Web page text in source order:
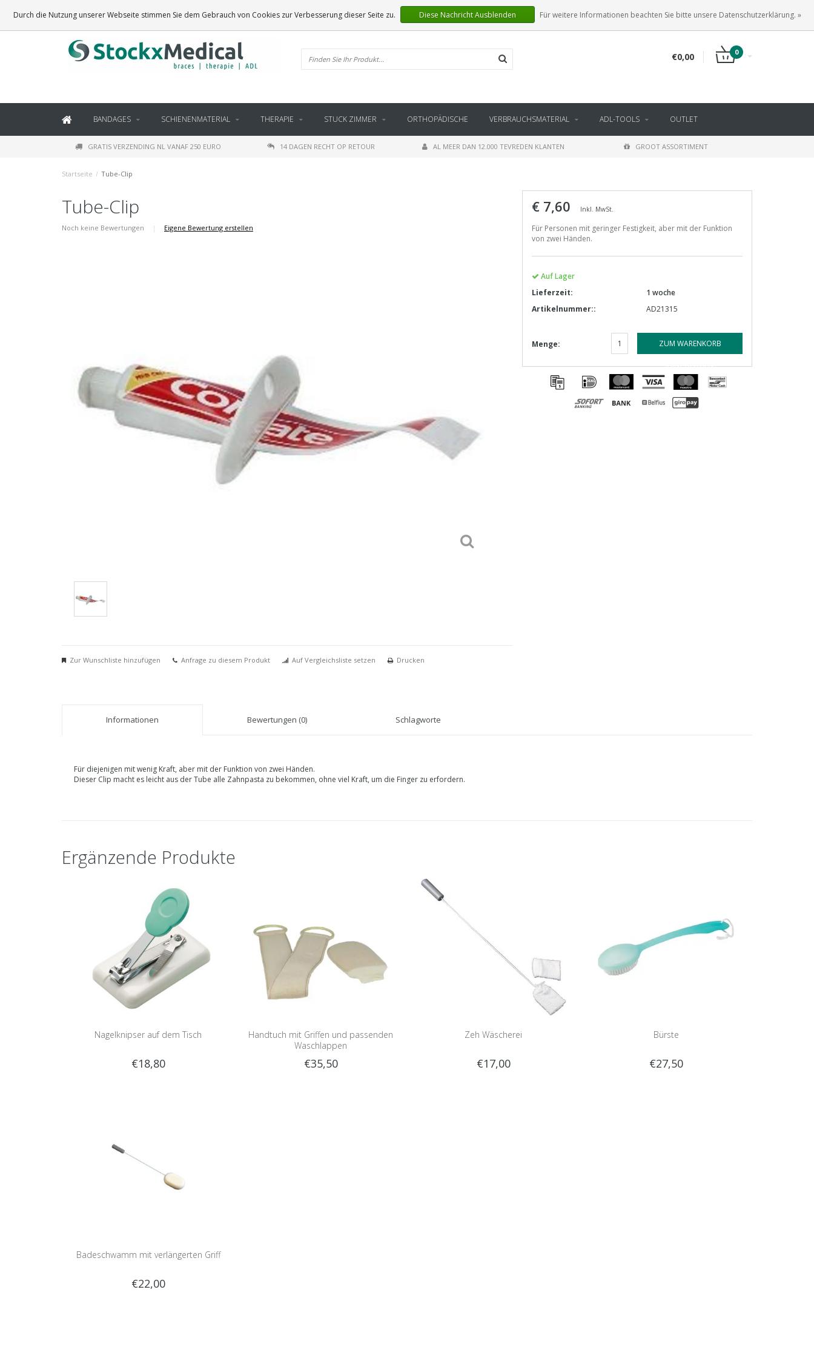
ANMELDEN KUNDENKONTO ANLEGEN
DE
€0,00 0
BANDAGES SCHIENENMATERIAL THERAPIE STUCK ZIMMER ORTHOPÄDISCHE VERBRAUCHSMATERIAL ADL-TOOLS OUTLET
GRATIS VERZENDING NL VANAF 250 EURO 14 DAGEN RECHT OP RETOUR AL MEER DAN 12.000 TEVREDEN KLANTEN GROOT ASSORTIMENT
Startseite / Tube-Clip
Tube-Clip
Noch keine Bewertungen | Eigene Bewertung erstellen
Zur Wunschliste hinzufügen Anfrage zu diesem Produkt Auf Vergleichsliste setzen Drucken
€ 7,60 Inkl. MwSt.
Für Personen mit geringer Festigkeit, aber mit der Funktion
von zwei Händen.
Auf Lager
Lieferzeit:
1 woche
Artikelnummer::
AD21315
Menge: ZUM WARENKORB
HINZUFÜGEN
Informationen Bewertungen (0) Schlagworte
Für diejenigen mit wenig Kraft, aber mit der Funktion von zwei Händen.
Dieser Clip macht es leicht aus der Tube alle Zahnpasta zu bekommen, ohne viel Kraft, um die Finger zu erfordern.
Ergänzende Produkte
Nagelknipser auf dem Tisch
€18,80
Handtuch mit Griffen und passenden
Waschlappen
€35,50
Zeh Wäscherei
€17,00
Bürste
€27,50
Badeschwamm mit verlängerten Griff
€22,00
Durch die Nutzung unserer Webseite stimmen Sie dem Gebrauch von Cookies zur Verbesserung dieser Seite zu. Diese Nachricht Ausblenden Für weitere Informationen beachten Sie bitte unsere Datenschutzerklärung. »